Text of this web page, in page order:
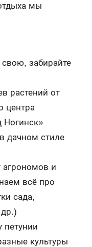
мы
забирайте
растений от
центра
Ногинск»
дачном стиле
и
всё про
сада,
петунии
культуры